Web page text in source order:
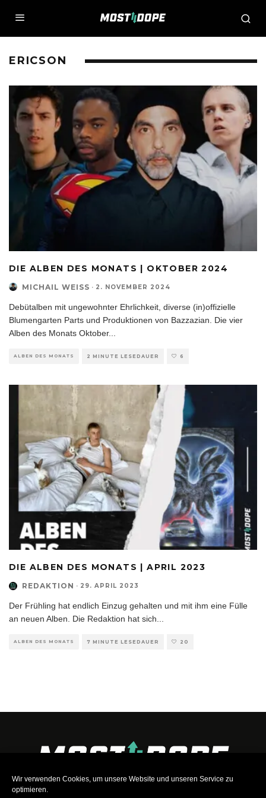
Wir verwenden Cookies, um unsere Website und unseren Service zu
optimieren.
ERICSON
DIE ALBEN DES MONATS | OKTOBER 2024
MICHAIL WEISS · 2. NOVEMBER 2024
Debütalben mit ungewohnter Ehrlichkeit, diverse (in)offizielle
Blumengarten Parts und Produktionen von Bazzazian. Die vier
Alben des Monats Oktober...
ALBEN DES MONATS 2 MINUTE LESEDAUER 6
DIE ALBEN DES MONATS | APRIL 2023
REDAKTION · 29. APRIL 2023
Der Frühling hat endlich Einzug gehalten und mit ihm eine Fülle
an neuen Alben. Die Redaktion hat sich...
ALBEN DES MONATS 7 MINUTE LESEDAUER 20